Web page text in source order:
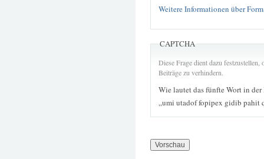
Weitere Informationen über
CAPTCHA
Diese Frage dient dazu
Beiträge zu verhindern.
Wie lautet das fünfte Wort in der
„umi utadof fopipex gidib pahit